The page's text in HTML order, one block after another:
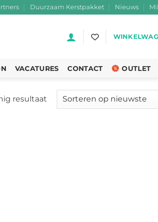
Duurzaam Kerstpakket Nieuws
VACATURES CONTACT OUTLET
resultaat